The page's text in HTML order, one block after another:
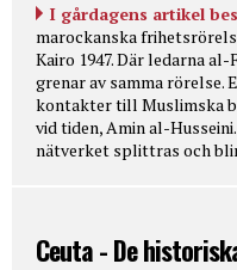
I gårdagens artikel
marockanska
Kairo 1947. Där ledarna
grenar av samma rörelse.
kontakter till Muslimska
vid tiden, Amin al-
nätverket splittras och
Ceuta - De